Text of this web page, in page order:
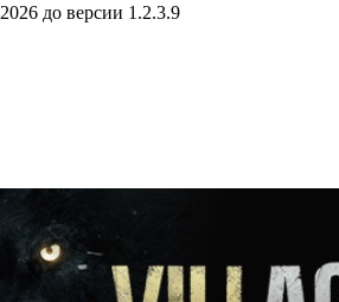
до версии 1.2.3.9